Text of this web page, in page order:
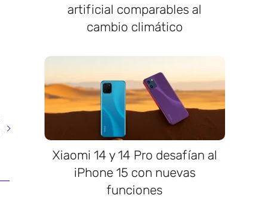
artificial comparables al
cambio climático
Xiaomi 14 y 14 Pro desafían al
iPhone 15 con nuevas
funciones